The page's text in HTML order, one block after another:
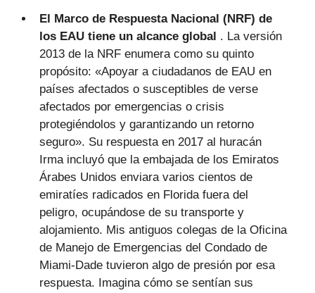
El Marco de Respuesta Nacional (NRF) de
los EAU tiene un alcance global . La versión
2013 de la NRF enumera como su quinto
propósito: «Apoyar a ciudadanos de EAU en
países afectados o susceptibles de verse
afectados por emergencias o crisis
protegiéndolos y garantizando un retorno
seguro». Su respuesta en 2017 al huracán
Irma incluyó que la embajada de los Emiratos
Árabes Unidos enviara varios cientos de
emiratíes radicados en Florida fuera del
peligro, ocupándose de su transporte y
alojamiento. Mis antiguos colegas de la Oficina
de Manejo de Emergencias del Condado de
Miami-Dade tuvieron algo de presión por esa
respuesta. Imagina cómo se sentían sus